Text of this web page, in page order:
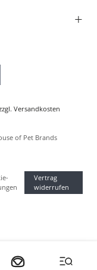
+
Versandkosten
Vertrag
widerrufen
of Pet Brands